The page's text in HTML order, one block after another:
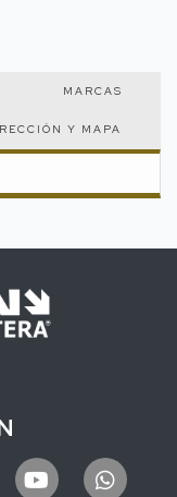
MARCAS
Y MAPA